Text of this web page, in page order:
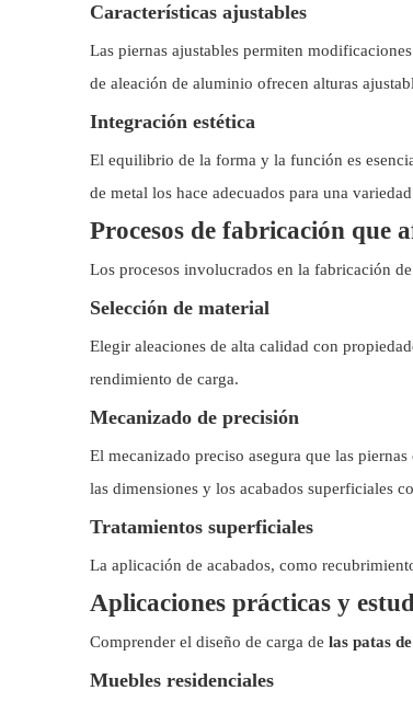
Características ajustables
Las piernas ajustables permiten
de aleación de aluminio ofrecen alturas
Integración estética
El equilibrio de la forma y la función es
de metal los hace adecuados para una
Procesos de fabricación que
Los procesos involucrados en la fabricación de
Selección de material
Elegir aleaciones de alta calidad con
rendimiento de carga.
Mecanizado de precisión
El mecanizado preciso asegura que las
las dimensiones y los acabados superficiales
Tratamientos superficiales
La aplicación de acabados, como
Aplicaciones prácticas y
Comprender el diseño de carga de las patas
Muebles residenciales